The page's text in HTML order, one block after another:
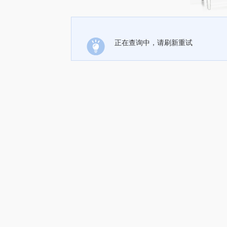
正在查询中，请刷新重试